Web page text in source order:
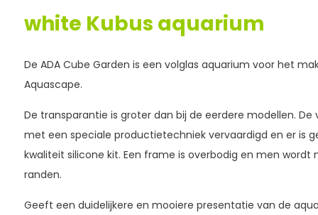
white Kubus aquarium
De ADA Cube Garden is een volglas aquarium voor het
Aquascape.
De transparantie is groter dan bij de eerdere modellen. De
met een speciale productietechniek vervaardigd en er is
kwaliteit silicone kit. Een frame is overbodig en men wordt
randen.
Geeft een duidelijkere en mooiere presentatie van de